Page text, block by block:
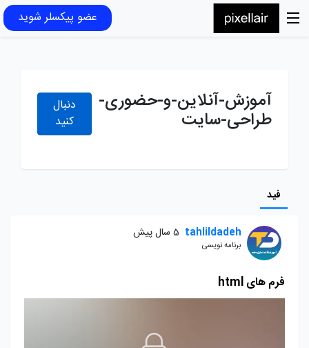
عضو پیکسلر شوید
آموزش-آنلاین-و-حضوری-
طراحی-سایت
دنبال
کنید
فید
tahlildadeh 5 سال پیش
برنامه نویسی
فرم های html